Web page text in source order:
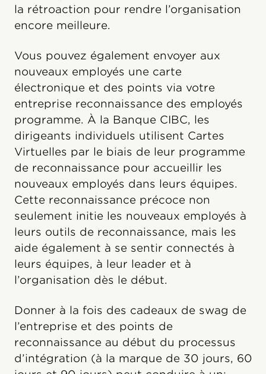
la rétroaction pour rendre l’organisation
encore meilleure.
Vous pouvez également envoyer aux
nouveaux employés une carte
électronique et des points via votre
entreprise reconnaissance des employés
programme. À la Banque CIBC, les
dirigeants individuels utilisent Cartes
Virtuelles par le biais de leur programme
de reconnaissance pour accueillir les
nouveaux employés dans leurs équipes.
Cette reconnaissance précoce non
seulement initie les nouveaux employés à
leurs outils de reconnaissance, mais les
aide également à se sentir connectés à
leurs équipes, à leur leader et à
l’organisation dès le début.
Donner à la fois des cadeaux de swag de
l’entreprise et des points de
reconnaissance au début du processus
d’intégration (à la marque de 30 jours, 60